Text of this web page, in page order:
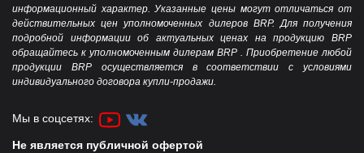
информационный характер. Указанные цены могут отличаться от
действительных цен уполномоченных дилеров BRP. Для получения
подробной информации об актуальных ценах на продукцию BRP
обращайтесь к уполномоченным дилерам BRP . Приобретение любой
продукции BRP осуществляется в соответствии с условиями
индивидуального договора купли-продажи.
Мы в соцсетях:
Не является публичной офертой